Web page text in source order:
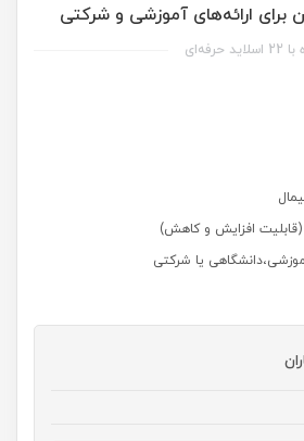
برای ارائه‌های آموزشی و شرکتی
یا شرکتی